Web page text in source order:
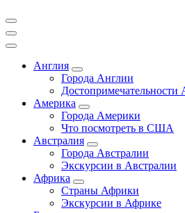
Англия
Города Англии
Достопримечательности
Америка
Города Америки
Что посмотреть в США
Австралия
Города Австралии
Экскурсии в Австралии
Африка
Страны Африки
Экскурсии в Африке